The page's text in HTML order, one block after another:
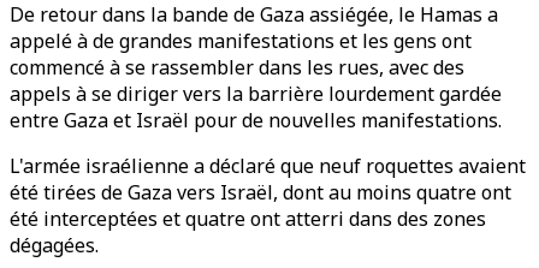
De retour dans la bande de Gaza assiégée, le Hamas a
appelé à de grandes manifestations et les gens ont
commencé à se rassembler dans les rues, avec des
appels à se diriger vers la barrière lourdement gardée
entre Gaza et Israël pour de nouvelles manifestations.
L'armée israélienne a déclaré que neuf roquettes avaient
été tirées de Gaza vers Israël, dont au moins quatre ont
été interceptées et quatre ont atterri dans des zones
dégagées.